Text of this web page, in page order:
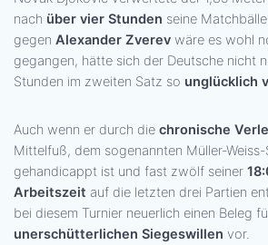
nach über vier Stunden seine
gegen Alexander Zverev wäre es wohl
gegangen, hätte sich der Deutsche nicht
Stunden im zweiten Satz so unglücklich
Auch wenn er durch die chronische
Mittelfuß, dem sogenannten Müller-
gehandicappt ist und fast zwölf seiner
Arbeitszeit auf die letzten drei Partien
bei diesem Turnier neuerlich einen Beleg
unerschütterlichen Siegeswillen vor.